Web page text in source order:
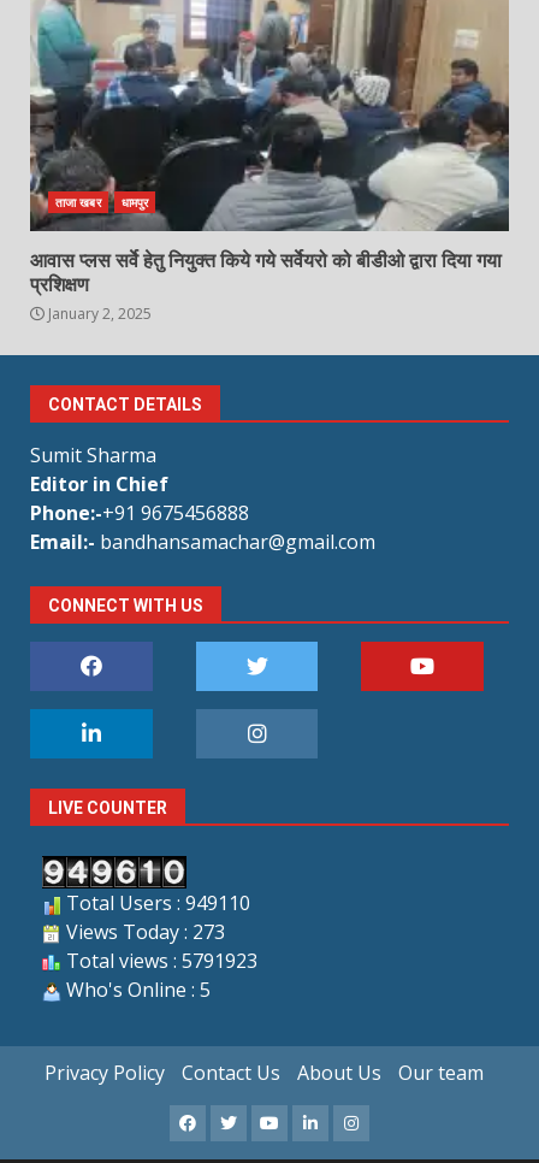
ताजा खबर धामपुर
आवास प्लस सर्वे हेतु नियुक्त किये गये सर्वेयरो को बीडीओ द्वारा दिया गया
प्रशिक्षण
January 2, 2025
CONTACT DETAILS
Sumit Sharma
Editor in Chief
Phone:-+91 9675456888
Email:- bandhansamachar@gmail.com
CONNECT WITH US
LIVE COUNTER
Total Users : 949110
Views Today : 273
Total views : 5791923
Who's Online : 5
Privacy Policy Contact Us About Us Our team
Facebook
X YoutubeLinkedInInstagram